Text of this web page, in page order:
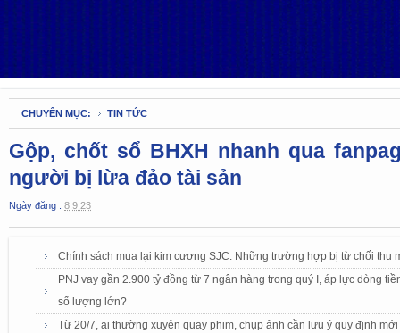
CHUYÊN MỤC: TIN TỨC
Gộp, chốt sổ BHXH nhanh qua
người bị lừa đảo tài sản
Ngày đăng : 8.9.23
Chính sách mua lại kim cương SJC: Những trường hợp bị từ chối thu
PNJ vay gần 2.900 tỷ đồng từ 7 ngân hàng trong quý I, áp lực dòng
số lượng lớn?
Từ 20/7, ai thường xuyên quay phim, chụp ảnh cần lưu ý quy định